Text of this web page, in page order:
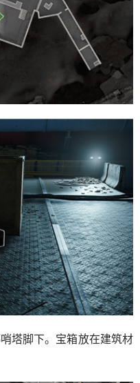
塔脚下。宝箱放在建筑材